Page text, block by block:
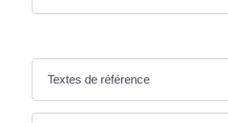
Textes de référence